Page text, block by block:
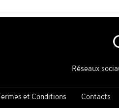
Réseaux
Termes et Conditions Contacts